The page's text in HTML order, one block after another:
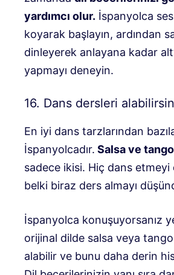
yardımcı olur. İspanyolca
koyarak başlayın, ardından
dinleyerek anlayana kadar
yapmayı deneyin.
16. Dans dersleri
En iyi dans tarzlarından
İspanyolcadır. Salsa ve tango
sadece ikisi. Hiç dans etmeyi
belki biraz ders almayı
İspanyolca konuşuyorsanız
orijinal dilde salsa veya
alabilir ve bunu daha derin